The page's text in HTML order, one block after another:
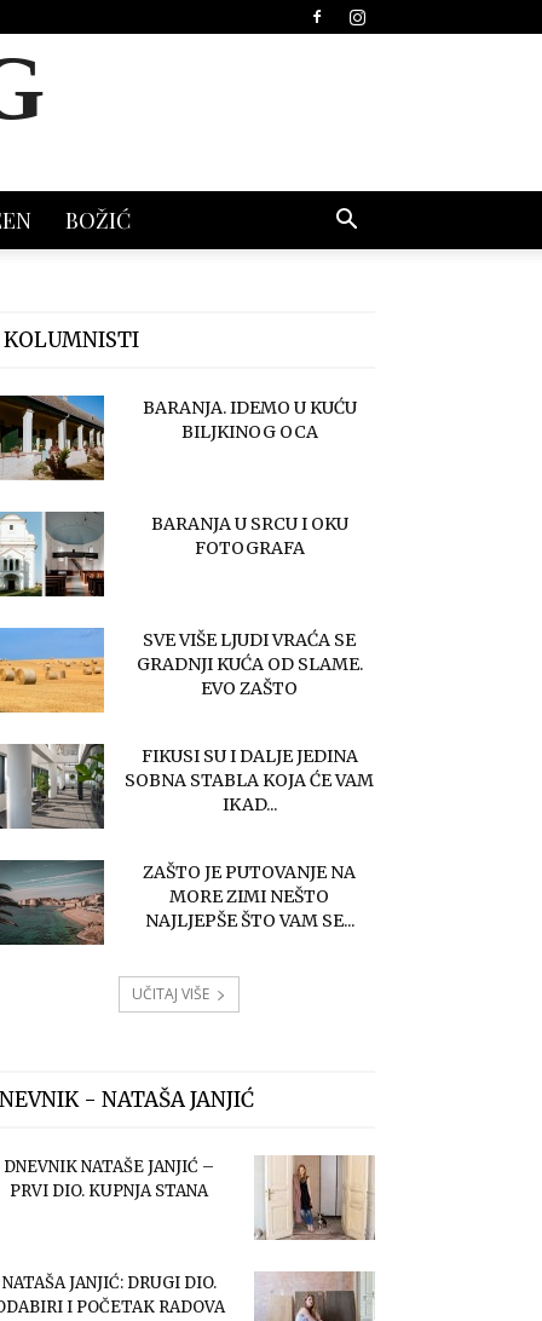
BOŽIĆ
KOLUMNISTI
BARANJA. IDEMO U KUĆU
BILJKINOG OCA
BARANJA U SRCU I OKU
FOTOGRAFA
SVE VIŠE LJUDI VRAĆA SE
GRADNJI KUĆA OD SLAME.
EVO ZAŠTO
FIKUSI SU I DALJE JEDINA
SOBNA STABLA KOJA ĆE VAM
IKAD...
ZAŠTO JE PUTOVANJE NA
MORE ZIMI NEŠTO
NAJLJEPŠE ŠTO VAM SE...
UČITAJ VIŠE
- NATAŠA JANJIĆ
DNEVNIK NATAŠE JANJIĆ –
PRVI DIO. KUPNJA STANA
NATAŠA JANJIĆ: DRUGI DIO.
I POČETAK RADOVA